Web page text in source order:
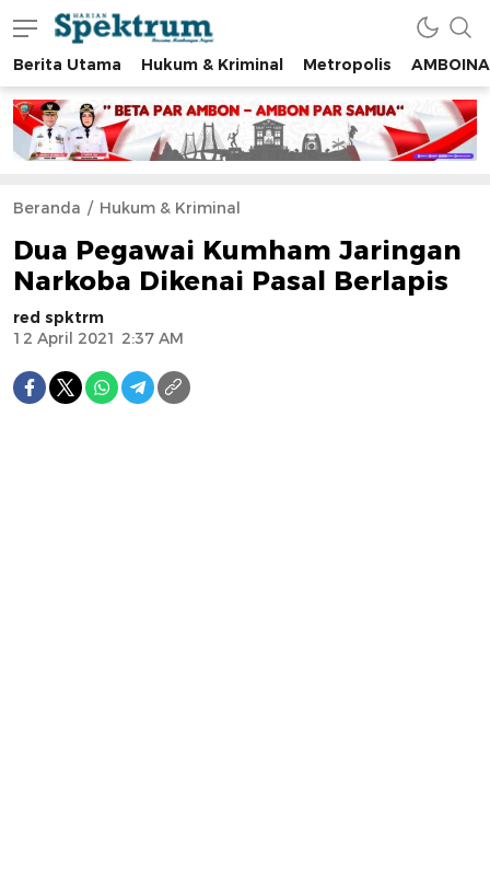
spektrumonline.com
Berita Utama Hukum & Kriminal Metropolis AMBOINA
Beranda Hukum & Kriminal
Dua Pegawai Kumham Jaringan
Narkoba Dikenai Pasal Berlapis
red spktrm
12 April 2021 2:37 AM